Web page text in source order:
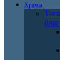
Храмы